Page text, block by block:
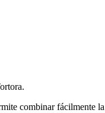
combinar fácilmente